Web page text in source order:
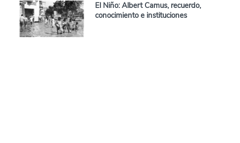
El Niño: Albert Camus, recuerdo,
conocimiento e instituciones